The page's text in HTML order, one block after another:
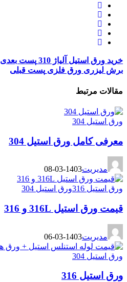
خرید ورق استیل آلیاژ 310
پست بعدی
برش لیزری ورق فلزی پست قبلی
مقالات مرتبط
ورق استیل 304
معرفی کامل ورق استیل 304
مدیریت1403-03-08
ورق­ استیل 316 ورق استیل 304
قیمت ورق استیل 316L و 316
مدیریت1403-03-06
ورق استیل 304
ورق استیل 316